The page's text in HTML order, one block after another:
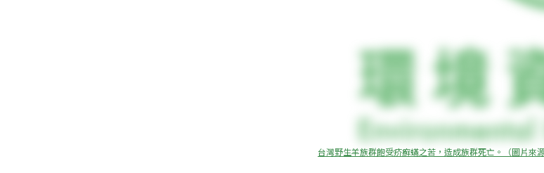
台灣野生羊族群飽受疥癬蟎之苦，造成族群死亡。（圖片來源